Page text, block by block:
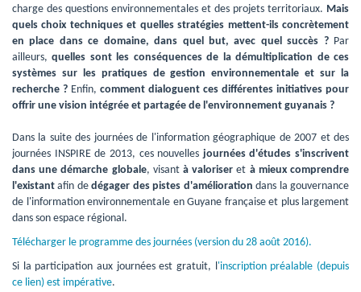
charge des questions environnementales et des projets territoriaux. Mais
quels choix techniques et quelles stratégies mettent-ils concrètement
en place dans ce domaine, dans quel but, avec quel succès ?Par
ailleurs,quelles sont les conséquences de la démultiplication de ces
systèmes sur les pratiques de gestion environnementale et sur la
recherche ? Enfin, comment dialoguent ces différentes initiatives pour
offrir une vision intégrée et partagée de l'environnement guyanais ?
Dans la suite des journées de l'information géographique de 2007 et des
journées INSPIRE de 2013, ces nouvelles journées d'études s'inscrivent
dans une démarche globale, visantà valoriser et à mieux comprendre
l'existant afin de dégager des pistes d'amélioration dans la gouvernance
de l'information environnementale en Guyane française et plus largement
dans son espace régional.
Télécharger le programme des journées (version du 28 août 2016).
Si la participation aux journées est gratuit, l 'inscription préalable (depuis
ce lien) est impérative.